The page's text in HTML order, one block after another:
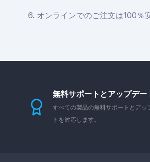
6. オンラインでのご注文は100％
無料サポートとアップデー
すべての製品の無料サポートとアッ
トを対応します。